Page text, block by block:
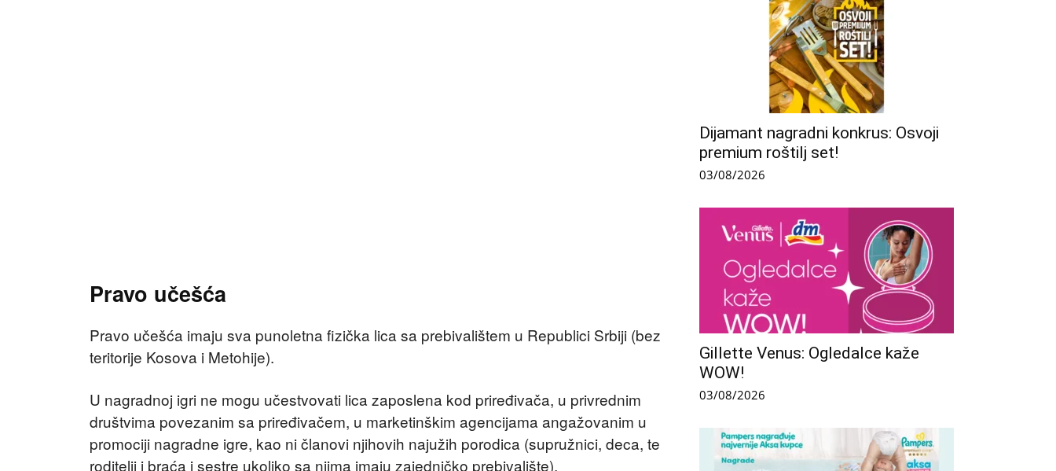
Pravo učešća
Pravo učešća imaju sva punoletna fizička lica sa prebivalištem u Republici Srbiji (bez
teritorije Kosova i Metohije).
U nagradnoj igri ne mogu učestvovati lica zaposlena kod priređivača, u privrednim
društvima povezanim sa priređivačem, u marketinškim agencijama angažovanim u
promociji nagradne igre, kao ni članovi njihovih najužih porodica (supružnici, deca, te
roditelji i braća i sestre ukoliko sa njima imaju zajedničko prebivalište).
Dijamant nagradni konkrus: Osvoji
premium roštilj set!
03/08/2026
Gillette Venus: Ogledalce kaže
WOW!
03/08/2026